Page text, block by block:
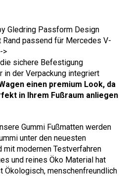
Gledring Passform Design
Rand passend für Mercedes V-
>
sichere Befestigung
in der Verpackung integriert
einen premium Look, da
in Ihrem Fußraum anliegen
Gummi Fußmatten werden
unter den neuesten
mit modernen Testverfahren
und reines Öko Material hat
Ökologisch, menschenfreundlich